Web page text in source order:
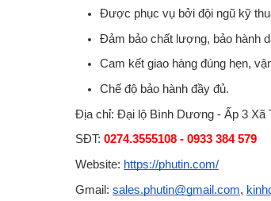
Được phục vụ bởi đội ngũ kỹ
Đảm bảo chất lượng, bảo hành
Cam kết giao hàng đúng hẹn,
Chế độ bảo hành đầy đủ.
Địa chỉ: Đại lộ Bình Dương - Ấp 3 Xã
SĐT: 0274.3555108 - 0933 384 579
Website: https://phutin.com/
Gmail: sales.phutin@gmail.com,